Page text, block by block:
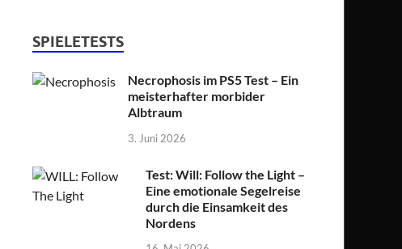
SPIELETESTS
Necrophosis im PS5 Test – Ein
meisterhafter morbider
Albtraum
3. Juni 2026
Test: Will: Follow the Light –
Eine emotionale Segelreise
durch die Einsamkeit des
Nordens